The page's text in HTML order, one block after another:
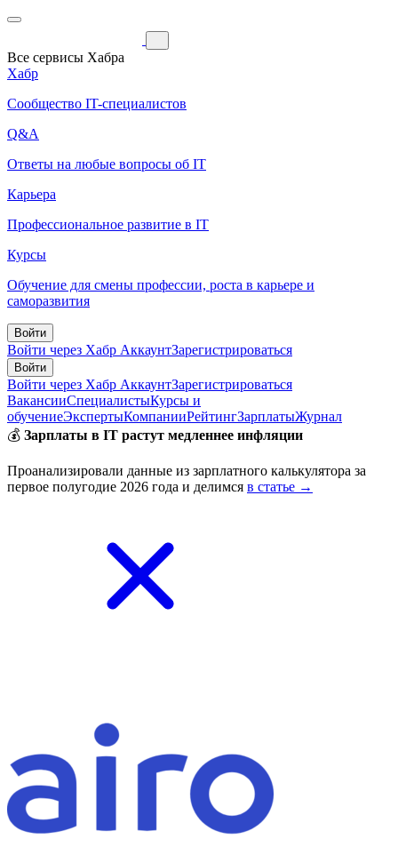
Все сервисы Хабра
Хабр
Сообщество IT-специалистов
Q&A
Ответы на любые вопросы об IT
Карьера
Профессиональное развитие в IT
Курсы
Обучение для смены профессии, роста в карьере и
саморазвития
Войти
Войти через Хабр АккаунтЗарегистрироваться
Войти
Войти через Хабр АккаунтЗарегистрироваться
ВакансииСпециалистыКурсы и
обучениеЭкспертыКомпанииРейтингЗарплатыЖурнал
💰 Зарплаты в IT растут медленнее инфляции
Проанализировали данные из зарплатного калькулятора за
первое полугодие 2026 года и делимся в статье →